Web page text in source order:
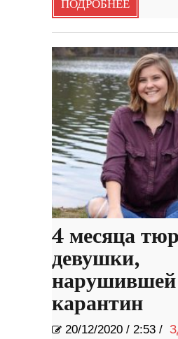
ПОДРОБНЕЕ
4 месяца
девушки,
нарушившей
карантин
20/12/2020 / 2:53 /